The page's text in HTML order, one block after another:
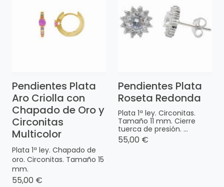
Pendientes Plata
Aro Criolla con
Chapado de Oro y
Circonitas
Multicolor
Plata 1ª ley. Chapado de
oro. Circonitas. Tamaño 15
mm.
55,00 €
Pendientes Plata
Roseta Redonda
Plata 1ª ley. Circonitas.
Tamaño 11 mm. Cierre
tuerca de presión. ...
55,00 €